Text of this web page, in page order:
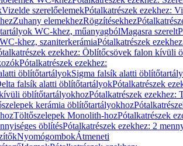
Vizelde szerelőelemekPótalkatrészek ezekhez:
Zuhany elemekhezRögzítésekhez
WC-khez, műanyagbólMagasra szerelt
khez, szaniterkerámiaPótalkatrészek
ezekhez: Öblítőcsövek falon kívüli
Pótalkatrészek ezekhez:
öblítőtartályokSigma falsík alatti
falsík alatti öblítőtartályokPótalkatrészek
öblítőtartályokhozPótalkatrészek ezekhez:
kerámia öblítőtartályokhoz
Töltőszelepek Monolith-hozPótalkatrészek
öblítésPótalkatrészek ezekhez: 2
NyomógombokÁtmeneti